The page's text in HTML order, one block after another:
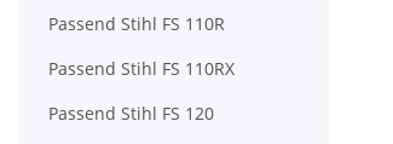
Passend Stihl FS 110R
Passend Stihl FS 110RX
Passend Stihl FS 120